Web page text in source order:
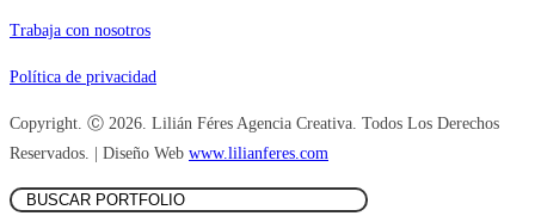
Trabaja con nosotros
Política de privacidad
Copyright. Ⓒ 2026. Lilián Féres Agencia Creativa. Todos Los Derechos
Reservados. | Diseño Web www.lilianferes.com